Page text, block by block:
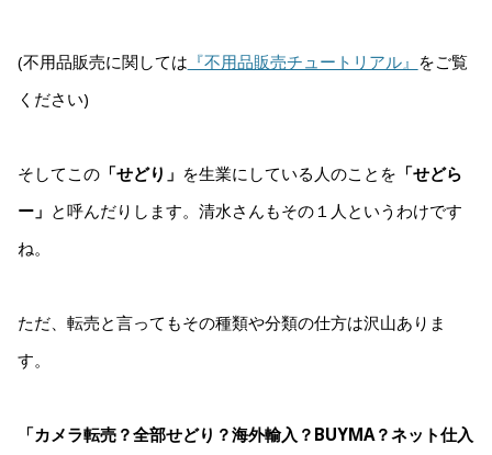
(不用品販売に関しては 『不用品販売チュートリアル』 をご覧
ください)
そしてこの「せどり」 を生業にしている人のことを 「せどら
ー」 と呼んだりします。清水さんもその１人というわけです
ね。
ただ、転売と言ってもその種類や分類の仕方は沢山ありま
す。
「カメラ転売？全部せどり？海外輸入？BUYMA？ネット仕入